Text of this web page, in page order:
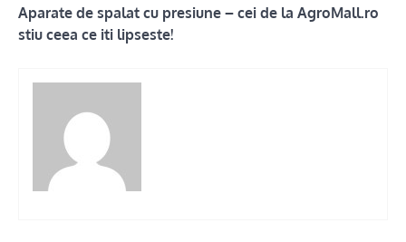
Aparate de spalat cu presiune – cei de la AgroMall.ro
stiu ceea ce iti lipseste!